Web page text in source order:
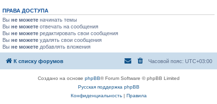
ПРАВА ДОСТУПА
Вы не можете начинать темы
Вы не можете отвечать на сообщения
Вы не можете редактировать свои сообщения
Вы не можете удалять свои сообщения
Вы не можете добавлять вложения
К списку форумов Часовой пояс: UTC+03:00
Создано на основе phpBB® Forum Software © phpBB Limited
Русская поддержка phpBB
Конфиденциальность| Правила